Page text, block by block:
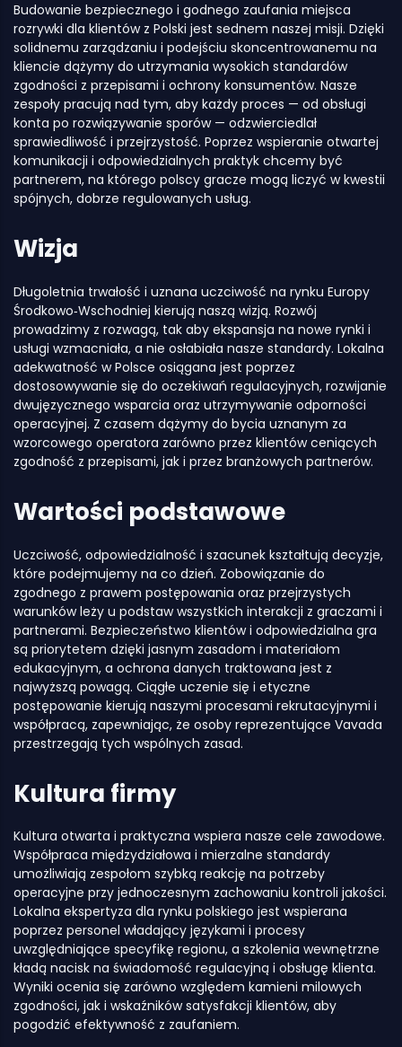
Budowanie bezpiecznego i godnego zaufania miejsca
rozrywki dla klientów z Polski jest sednem naszej misji. Dzięki
solidnemu zarządzaniu i podejściu skoncentrowanemu na
kliencie dążymy do utrzymania wysokich standardów
zgodności z przepisami i ochrony konsumentów. Nasze
zespoły pracują nad tym, aby każdy proces — od obsługi
konta po rozwiązywanie sporów — odzwierciedlał
sprawiedliwość i przejrzystość. Poprzez wspieranie otwartej
komunikacji i odpowiedzialnych praktyk chcemy być
partnerem, na którego polscy gracze mogą liczyć w kwestii
spójnych, dobrze regulowanych usług.
Wizja
Długoletnia trwałość i uznana uczciwość na rynku Europy
Środkowo‑Wschodniej kierują naszą wizją. Rozwój
prowadzimy z rozwagą, tak aby ekspansja na nowe rynki i
usługi wzmacniała, a nie osłabiała nasze standardy. Lokalna
adekwatność w Polsce osiągana jest poprzez
dostosowywanie się do oczekiwań regulacyjnych, rozwijanie
dwujęzycznego wsparcia oraz utrzymywanie odporności
operacyjnej. Z czasem dążymy do bycia uznanym za
wzorcowego operatora zarówno przez klientów ceniących
zgodność z przepisami, jak i przez branżowych partnerów.
Wartości podstawowe
Uczciwość, odpowiedzialność i szacunek kształtują decyzje,
które podejmujemy na co dzień. Zobowiązanie do
zgodnego z prawem postępowania oraz przejrzystych
warunków leży u podstaw wszystkich interakcji z graczami i
partnerami. Bezpieczeństwo klientów i odpowiedzialna gra
są priorytetem dzięki jasnym zasadom i materiałom
edukacyjnym, a ochrona danych traktowana jest z
najwyższą powagą. Ciągłe uczenie się i etyczne
postępowanie kierują naszymi procesami rekrutacyjnymi i
współpracą, zapewniając, że osoby reprezentujące Vavada
przestrzegają tych wspólnych zasad.
Kultura firmy
Kultura otwarta i praktyczna wspiera nasze cele zawodowe.
Współpraca międzydziałowa i mierzalne standardy
umożliwiają zespołom szybką reakcję na potrzeby
operacyjne przy jednoczesnym zachowaniu kontroli jakości.
Lokalna ekspertyza dla rynku polskiego jest wspierana
poprzez personel władający językami i procesy
uwzględniające specyfikę regionu, a szkolenia wewnętrzne
kładą nacisk na świadomość regulacyjną i obsługę klienta.
Wyniki ocenia się zarówno względem kamieni milowych
zgodności, jak i wskaźników satysfakcji klientów, aby
pogodzić efektywność z zaufaniem.